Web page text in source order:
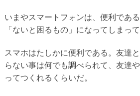
いまやスマートフォンは、便利であ
「ないと困るもの」になってしまって
スマホはたしかに便利である。友達
らない事は何でも調べられて、友達
ってつくれるくらいだ。